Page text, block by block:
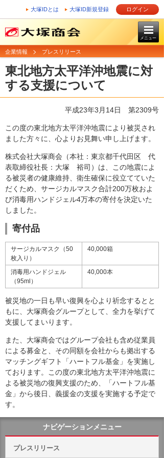
大塚IDとは 大塚ID新規登録 ログイン
メニュー
企業情報 プレスリリース
東北地方太平洋沖地震に対
する支援について
平成23年3月14日 第2309号
この度の東北地方太平洋沖地震により被災され
ました方々に、心よりお見舞い申し上げます。
株式会社大塚商会（本社：東京都千代田区 代
表取締役社長：大塚 裕司）は、この地震によ
る被災者の健康維持、衛生確保に役立てていた
だくため、サージカルマスク合計200万枚およ
び消毒用ハンドジェル4万本の寄付を決定いた
しました。
寄付品
サージカルマスク（50
枚入り）
40,000箱
消毒用ハンドジェル
（95ml）
40,000本
被災地の一日も早い復興を心より祈念するとと
もに、大塚商会グループとして、全力を挙げて
支援してまいります。
また、大塚商会ではグループ会社も含め従業員
による募金と、その同額を会社からも拠出する
マッチングギフト「ハートフル基金」を実施し
ております。この度の東北地方太平洋沖地震に
よる被災地の復興支援のため、「ハートフル基
金」から後日、義援金の支援を実施する予定で
す。
ナビゲーションメニュー
プレスリリース